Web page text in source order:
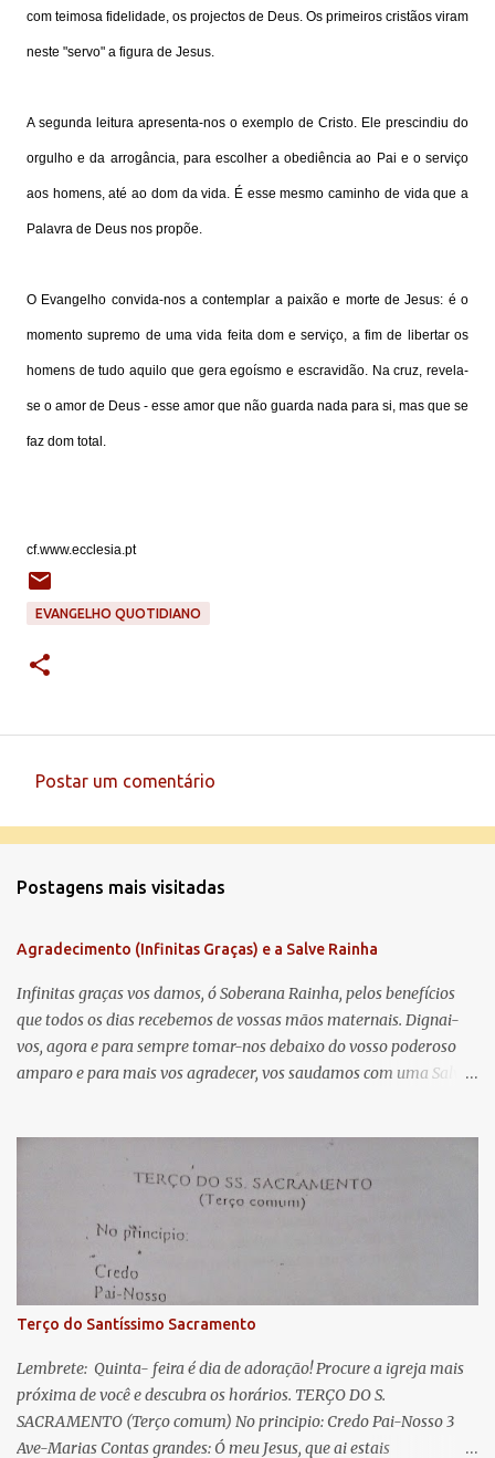
com teimosa fidelidade, os projectos de Deus. Os primeiros cristãos viram
neste "servo" a figura de Jesus.
A segunda leitura apresenta-nos o exemplo de Cristo. Ele prescindiu do
orgulho e da arrogância, para escolher a obediência ao Pai e o serviço
aos homens, até ao dom da vida. É esse mesmo caminho de vida que a
Palavra de Deus nos propõe.
O Evangelho convida-nos a contemplar a paixão e morte de Jesus: é o
momento supremo de uma vida feita dom e serviço, a fim de libertar os
homens de tudo aquilo que gera egoísmo e escravidão. Na cruz, revela-
se o amor de Deus - esse amor que não guarda nada para si, mas que se
faz dom total.
cf.www.ecclesia.pt
EVANGELHO QUOTIDIANO
e
t
á
r
i
o
Postar um comentário
Postagens mais visitadas
Agradecimento (Infinitas Graças) e a Salve Rainha
Infinitas graças vos damos, ó Soberana Rainha, pelos benefícios
que todos os dias recebemos de vossas mãos maternais. Dignai-
vos, agora e para sempre tomar-nos debaixo do vosso poderoso
amparo e para mais vos agradecer, vos saudamos com uma Salve
lágrimas. Eia, pois, Advogada nossa, estes vossos olhos
misericordiosos a nós volvei, e depois deste desterro, mostrai-nos
Jesus. Bendito é o fruto do vosso ventre, ó clemente, ó piedosa, ó
doce e sempre Virgem Maria. Rogai por nós Santa Mãe de Deus.
Para que sejamos dignos das promessas de Cristo. Amém.
Terço do Santíssimo Sacramento
Lembrete: Quinta- feira é dia de adoração! Procure a igreja mais
próxima de você e descubra os horários. TERÇO DO S.
SACRAMENTO (Terço comum) No principio: Credo Pai-Nosso 3
Ave-Marias Contas grandes: Ó meu Jesus, que ai estais